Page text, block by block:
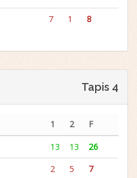
7 1 8
Tapis 4
1 2
F
13 13
26
2 5 7